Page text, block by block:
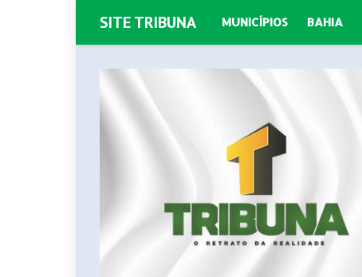
SITE TRIBUNA MUNICÍPIOS BAHIA